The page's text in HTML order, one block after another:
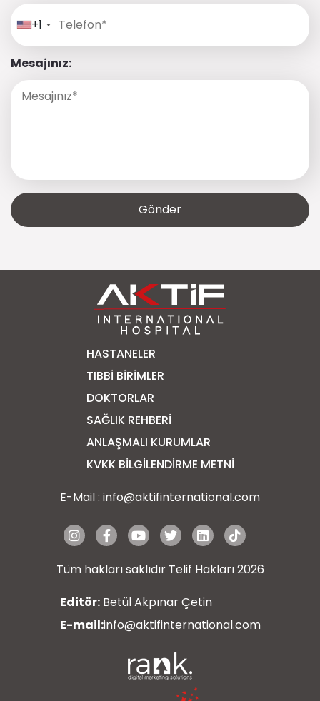
+1
Mesajınız:
HASTANELER
TIBBI BIRIMLER
DOKTORLAR
SAĞLIK REHBERI
ANLAŞMALI KURUMLAR
KVKK BİLGİLENDİRME METNİ
E-Mail : info@aktifinternational.com
Tüm hakları saklıdır Telif Hakları 2026
Editör:Betül Akpınar Çetin
E-mail:info@aktifinternational.com